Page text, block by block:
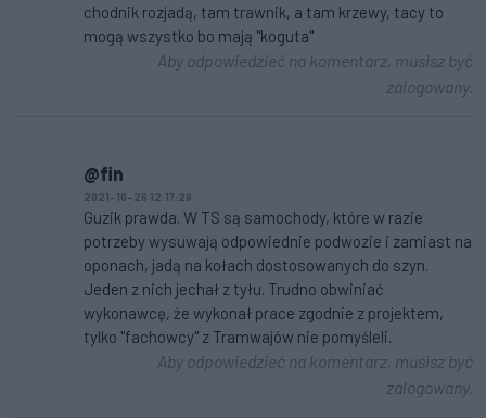
chodnik rozjadą, tam trawnik, a tam krzewy, tacy to
mogą wszystko bo mają "koguta"
Aby odpowiedzieć na komentarz, musisz być
zalogowany.
@fin
2021-10-26 12:17:28
Guzik prawda. W TS są samochody, które w razie
potrzeby wysuwają odpowiednie podwozie i zamiast na
oponach, jadą na kołach dostosowanych do szyn.
Jeden z nich jechał z tyłu. Trudno obwiniać
wykonawcę, że wykonał prace zgodnie z projektem,
tylko "fachowcy" z Tramwajów nie pomyśleli.
Aby odpowiedzieć na komentarz, musisz być
zalogowany.